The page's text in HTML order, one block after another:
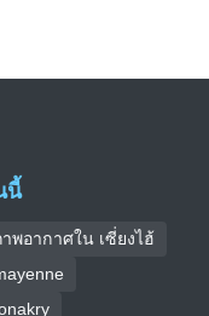
นี้
อากาศใน เซี่ยงไฮ้